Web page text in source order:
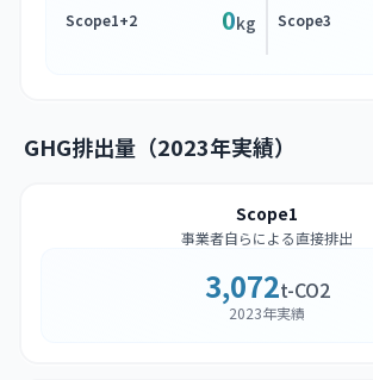
Scope1+2 0kg Scope3
GHG排出量（2023年実績）
Scope1
事業者自らによる直接排出
3,072t-CO2
2023年実績